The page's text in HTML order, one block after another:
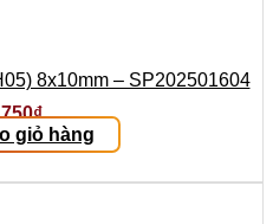
8x10mm – SP202501604
₫
giỏ hàng